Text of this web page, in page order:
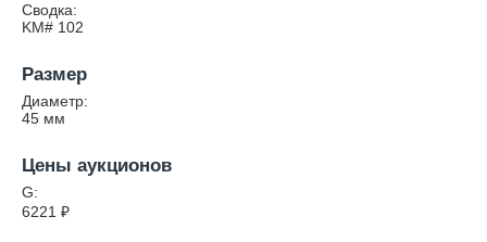
Сводка:
KM# 102
Размер
Диаметр:
45 мм
Цены аукционов
G:
6221 ₽